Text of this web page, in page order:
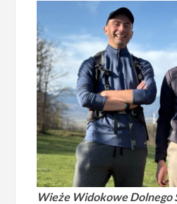
Wieże Widokowe Dolnego